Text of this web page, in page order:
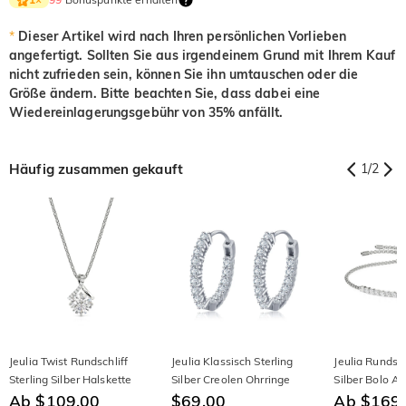
* Dieser Artikel wird nach Ihren persönlichen Vorlieben
angefertigt. Sollten Sie aus irgendeinem Grund mit Ihrem Kauf
nicht zufrieden sein, können Sie ihn umtauschen oder die
Größe ändern. Bitte beachten Sie, dass dabei eine
Wiedereinlagerungsgebühr von 35% anfällt.
Häufig zusammen gekauft 1/2
Jeulia Twist Rundschliff
Sterling Silber Halskette
Ab $109.00
Jeulia Klassisch Sterling
Silber Creolen Ohrringe
$69.00
Jeulia
Silber Bolo
Ab